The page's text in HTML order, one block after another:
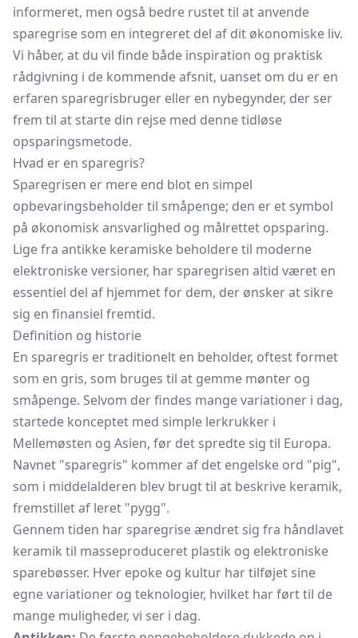
informeret, men også bedre rustet til at anvende
sparegrise som en integreret del af dit økonomiske liv.
Vi håber, at du vil finde både inspiration og praktisk
rådgivning i de kommende afsnit, uanset om du er en
erfaren sparegrisbruger eller en nybegynder, der ser
frem til at starte din rejse med denne tidløse
opsparingsmetode.
Hvad er en sparegris?
Sparegrisen er mere end blot en simpel
opbevaringsbeholder til småpenge; den er et symbol
på økonomisk ansvarlighed og målrettet opsparing.
Lige fra antikke keramiske beholdere til moderne
elektroniske versioner, har sparegrisen altid været en
essentiel del af hjemmet for dem, der ønsker at sikre
sig en finansiel fremtid.
Definition og historie
En sparegris er traditionelt en beholder, oftest formet
som en gris, som bruges til at gemme mønter og
småpenge. Selvom der findes mange variationer i dag,
startede konceptet med simple lerkrukker i
Mellemøsten og Asien, før det spredte sig til Europa.
Navnet "sparegris" kommer af det engelske ord "pig",
som i middelalderen blev brugt til at beskrive keramik,
fremstillet af leret "pygg".
Gennem tiden har sparegrise ændret sig fra håndlavet
keramik til masseproduceret plastik og elektroniske
sparebøsser. Hver epoke og kultur har tilføjet sine
egne variationer og teknologier, hvilket har ført til de
mange muligheder, vi ser i dag.